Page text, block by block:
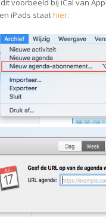
voorbeeld bij iCal van
iPads staathier.